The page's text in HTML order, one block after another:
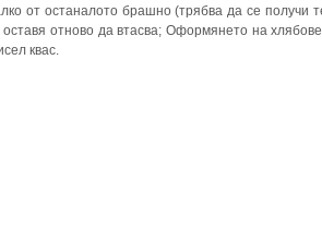
от останалото брашно (трябва да се получи
отново да втасва; Оформянето на
квас.